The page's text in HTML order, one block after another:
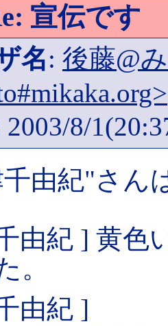
宣伝です
名: 後藤@
2003/8/
由紀"さん
由紀 ] 黄色
。
由紀 ]